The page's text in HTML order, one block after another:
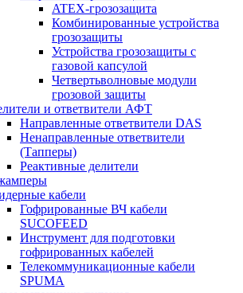
ATEX-грозозащита
Комбинированные устройства
грозозащиты
Устройства грозозащиты с
газовой капсулой
Четвертьволновые модули
грозовой защиты
и ответвители АФТ
Направленные ответвители DAS
Ненаправленные ответвители
(Тапперы)
Реактивные делители
кабели
Гофрированные ВЧ кабели
SUCOFEED
Инструмент для подготовки
гофрированных кабелей
Телекоммуникационные кабели
SPUMA